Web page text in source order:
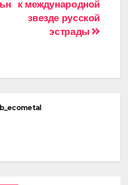
к международной
звезде русской
эстрады